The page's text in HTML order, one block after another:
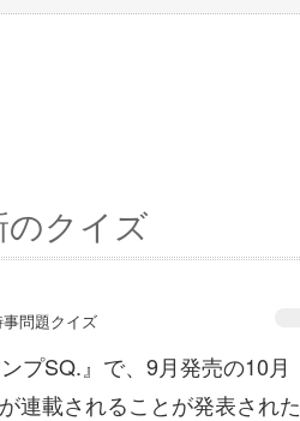
のクイズ
問題クイズ
プSQ.』で、9月発売の10月
連載されることが発表された